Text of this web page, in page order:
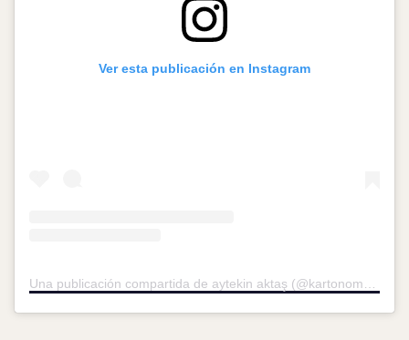
Ver esta publicación en Instagram
Una publicación compartida de aytekin aktaş (@kartonomuz)